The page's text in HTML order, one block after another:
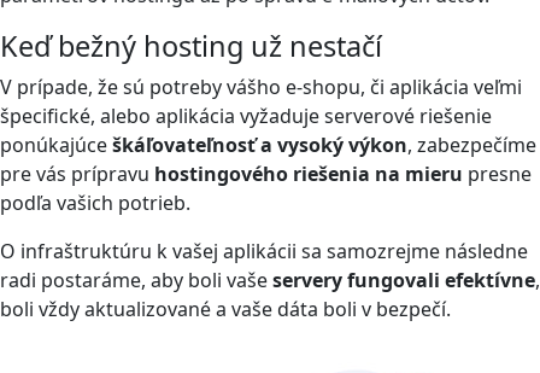
Keď bežný hosting už nestačí
V prípade, že sú potreby vášho e-shopu, či aplikácia veľmi
špecifické, alebo aplikácia vyžaduje serverové riešenie
ponúkajúceškáľovateľnosť a vysoký výkon, zabezpečíme
pre vás prípravu hostingového riešenia na mieru presne
podľa vašich potrieb.
O infraštruktúru k vašej aplikácii sa samozrejme následne
radi postaráme, aby boli vašeservery fungovali efektívne,
boli vždy aktualizované a vaše dáta boli v bezpečí.